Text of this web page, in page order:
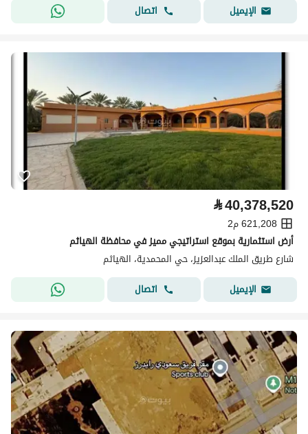
الإيميل
اتصال
⃁40,378,520
621,208 م2
أرض استثمارية بموقع استراتيجي مميز في محافظة الهياثم
شارع طريق الملك عبدالعزيز، حي المحمدية، الهياثم
الإيميل
اتصال